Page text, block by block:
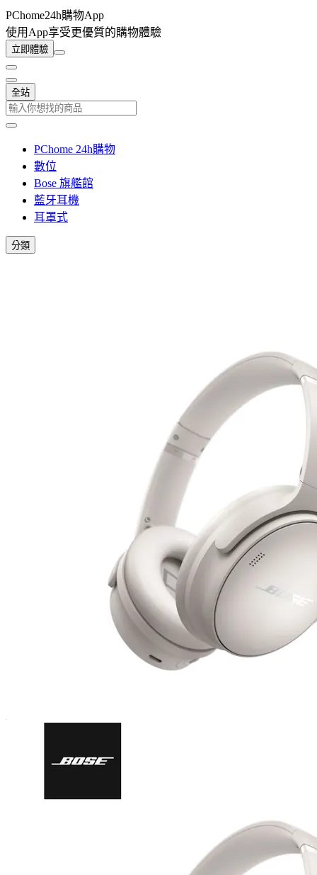
PChome24h購物App
使用App享受更優質的購物體驗
立即體驗
全站
PChome 24h購物
數位
Bose 旗艦館
藍牙耳機
耳罩式
分類